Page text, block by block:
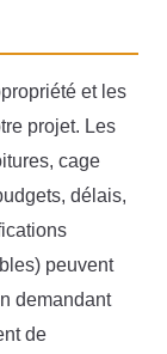
et les
projet. Les
cage
délais,
peuvent
demandant
de